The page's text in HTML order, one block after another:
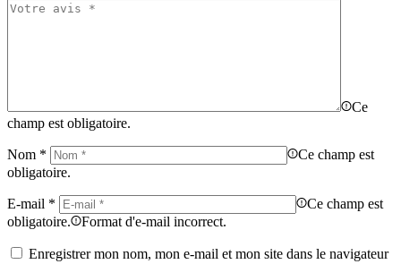
Ce
champ est obligatoire.
Nom *
Ce champ est
obligatoire.
E-mail *
Ce champ est
obligatoire.
Format d'e-mail incorrect.
Enregistrer mon nom, mon e-mail et mon site dans le navigateur